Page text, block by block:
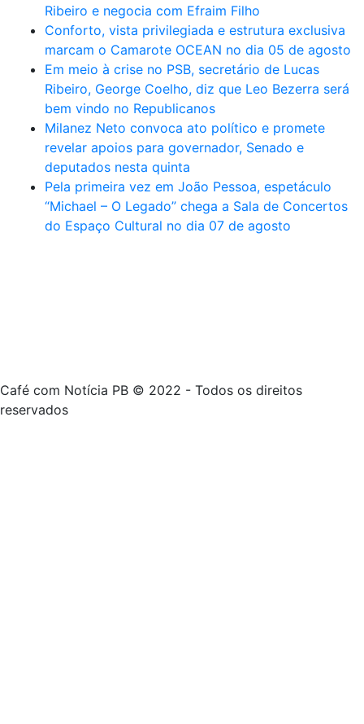
Ribeiro e negocia com Efraim Filho
Conforto, vista privilegiada e estrutura exclusiva
marcam o Camarote OCEAN no dia 05 de agosto
Em meio à crise no PSB, secretário de Lucas
Ribeiro, George Coelho, diz que Leo Bezerra será
bem vindo no Republicanos
Milanez Neto convoca ato político e promete
revelar apoios para governador, Senado e
deputados nesta quinta
Pela primeira vez em João Pessoa, espetáculo
“Michael – O Legado” chega a Sala de Concertos
do Espaço Cultural no dia 07 de agosto
Café com Notícia PB © 2022 - Todos os direitos
reservados